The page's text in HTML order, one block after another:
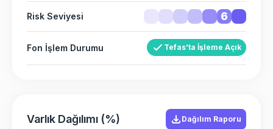
Risk Seviyesi 6
Fon İşlem Durumu Tefas’ta İşleme Açık
Varlık Dağılımı (%) Dağılım Raporu